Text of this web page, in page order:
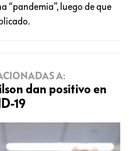
“pandemia”, luego de que
A:
dan positivo en
19